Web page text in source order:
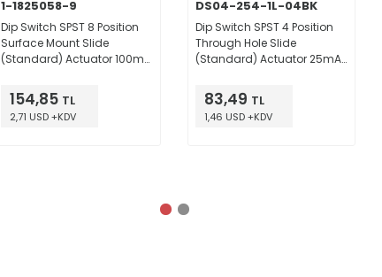
1-1825058-9
Dip Switch SPST 8 Position
Surface Mount Slide
(Standard) Actuator 100mA
154,85 TL
2,71 USD +KDV
DS04-254-1L-04BK
Dip Switch SPST 4 Position
Through Hole Slide
(Standard) Actuator 25mA
83,49 TL
1,46 USD +KDV